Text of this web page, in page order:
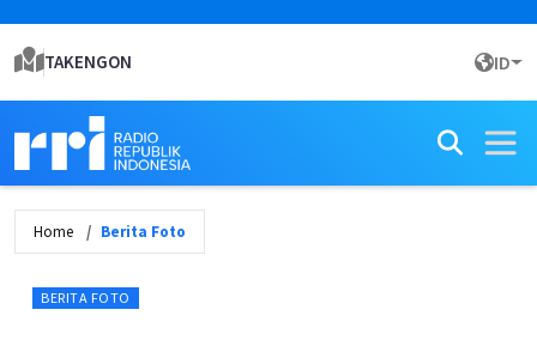
TAKENGON ID
Home Berita Foto
BERITA FOTO